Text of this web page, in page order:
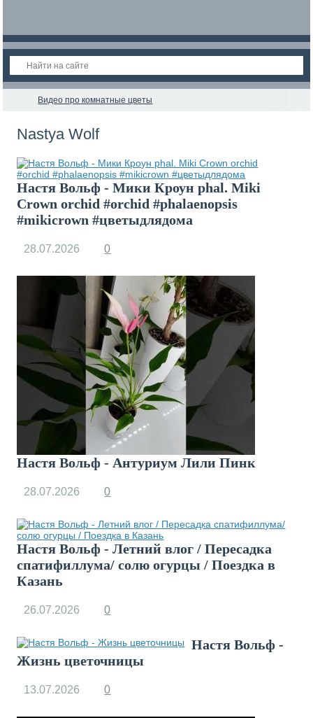
Видео про комнатные цветы
Nastya Wolf
Настя Вольф - Мики Кроун phal. Miki
Crown orchid #orchid #phalaenopsis
#mikicrown #цветыдлядома
28.07.2026 0
Настя Вольф - Антуриум Лили Пинк
28.07.2026 0
Настя Вольф - Летний влог / Пересадка
спатифиллума/ солю огурцы / Поездка в
Казань
26.07.2026 0
Настя Вольф -
Жизнь цветочницы
13.07.2026 0